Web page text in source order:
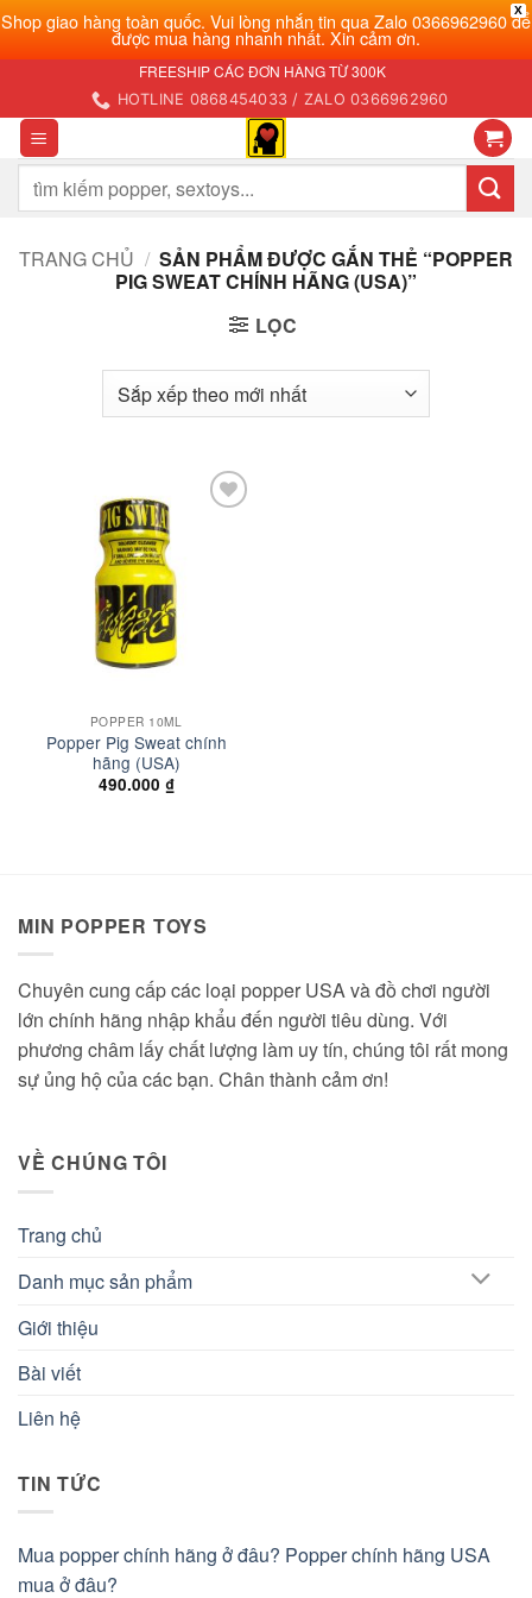
X
Shop giao hàng toàn quốc. Vui lòng nhắn tin qua Zalo 0366962960 để
được mua hàng nhanh nhất. Xin cảm ơn.
nội
dung
FREESHIP CÁC ĐƠN HÀNG TỪ 300K
HOTLINE 0868454033 / ZALO 0366962960
Tìm
kiếm:
TRANG CHỦ / SẢN PHẨM ĐƯỢC GẮN THẺ “POPPER
PIG SWEAT CHÍNH HÃNG (USA)”
LỌC
POPPER 10ML
Popper Pig Sweat chính
hãng (USA)
490.000 ₫
MIN POPPER TOYS
Chuyên cung cấp các loại popper USA và đồ chơi người
lớn chính hãng nhập khẩu đến người tiêu dùng. Với
phương châm lấy chất lượng làm uy tín, chúng tôi rất mong
sự ủng hộ của các bạn. Chân thành cảm ơn!
VỀ CHÚNG TÔI
Trang chủ
Danh mục sản phẩm
Giới thiệu
Bài viết
Liên hệ
TIN TỨC
Mua popper chính hãng ở đâu? Popper chính hãng USA
mua ở đâu?